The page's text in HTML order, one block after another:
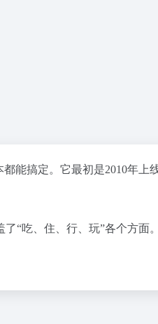
能搞定。它最初是2010年上
“吃、住、行、玩”各个方面